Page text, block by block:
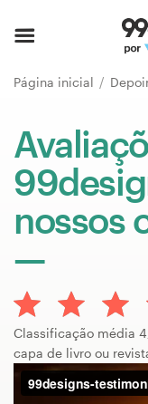
Página inicial
nossos
Classificação média
capa de livro ou
Página inicial
Pesquisar
Como funciona
Encontre um
Inspiração
99designs Pro
Serviços
de
design